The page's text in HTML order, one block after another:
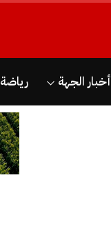
أخبار الجهة رياضة